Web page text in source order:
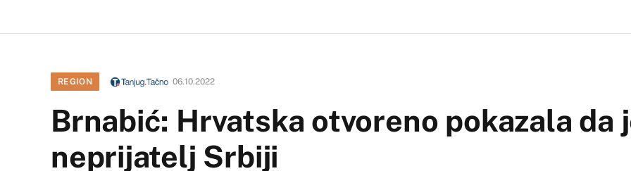
REGION 06.10.2022
Brnabić: Hrvatska otvoreno pokazala da
neprijatelj Srbiji